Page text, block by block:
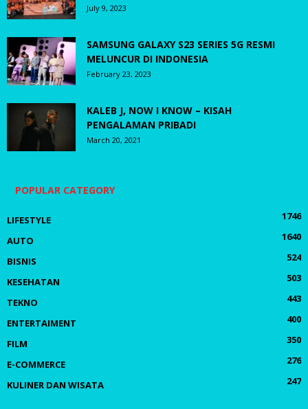
July 9, 2023
SAMSUNG GALAXY S23 SERIES 5G RESMI
MELUNCUR DI INDONESIA
February 23, 2023
KALEB J, NOW I KNOW – KISAH
PENGALAMAN PRIBADI
March 20, 2021
POPULAR CATEGORY
LIFESTYLE
1746
AUTO
1640
BISNIS
524
KESEHATAN
503
TEKNO
443
ENTERTAIMENT
400
FILM
350
E-COMMERCE
276
KULINER DAN WISATA
247